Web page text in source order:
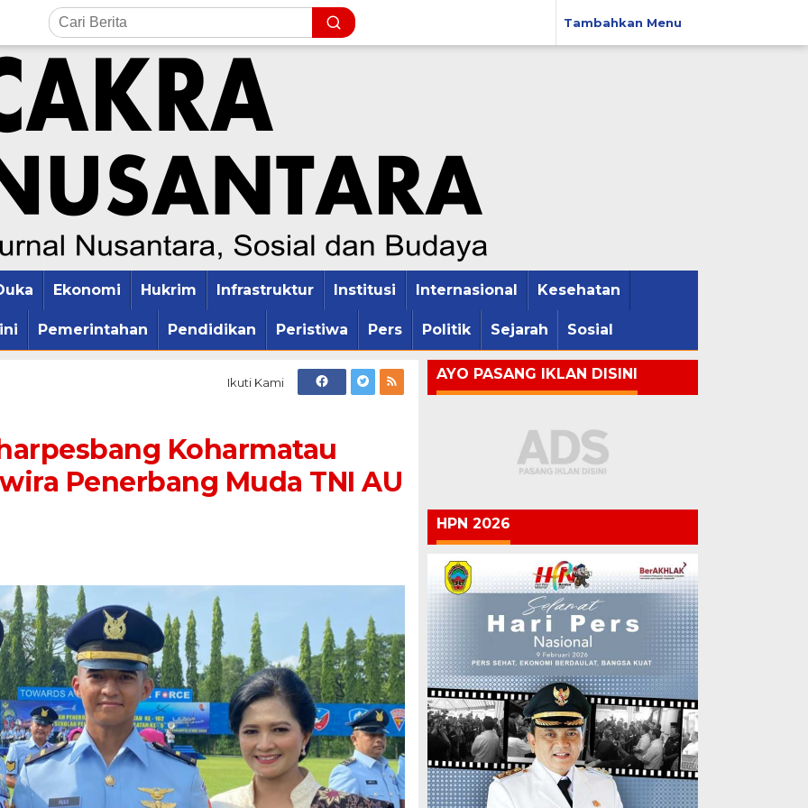
Tambahkan Menu
Ekonomi Hukrim Infrastruktur Institusi Internasional Kesehatan
Pemerintahan Pendidikan Peristiwa Pers Politik Sejarah Sosial
Ikuti Kami
Koharmatau
Penerbang Muda TNI AU
AYO PASANG IKLAN DISINI
HPN 2026